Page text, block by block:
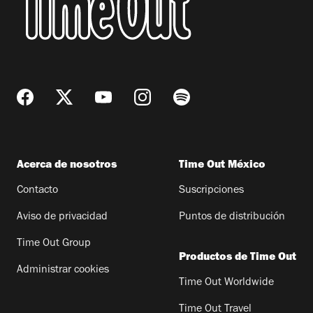
Acerca de nosotros
Contacto
Aviso de privacidad
Time Out Group
Administrar cookies
Time Out México
Suscripciones
Puntos de distribución
Productos de Time Out
Time Out Worldwide
Time Out Travel